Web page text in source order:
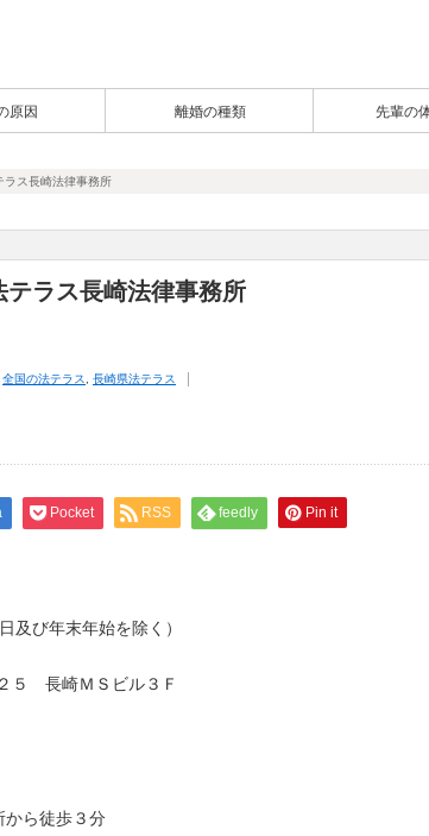
原因 離婚の種類 先輩の
ラス長崎法律事務所
テラス長崎法律事務所
全国の法テラス 長崎県法テラス
Pocket RSS feedly Pin it
及び年末年始を除く）
５ 長崎ＭＳビル３Ｆ
から徒歩３分